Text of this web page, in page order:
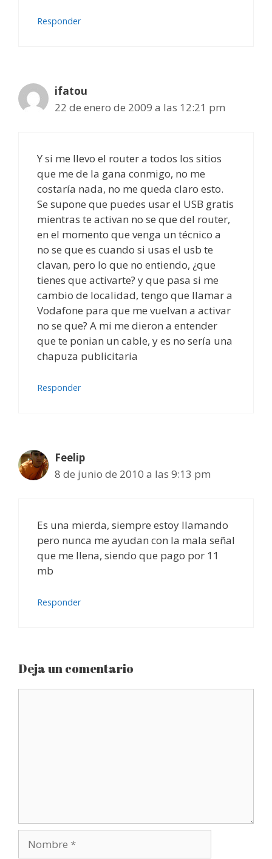
Responder
ifatou
22 de enero de 2009 a las 12:21 pm
Y si me llevo el router a todos los sitios
que me de la gana conmigo, no me
costaría nada, no me queda claro esto.
Se supone que puedes usar el USB gratis
mientras te activan no se que del router,
en el momento que venga un técnico a
no se que es cuando si usas el usb te
clavan, pero lo que no entiendo, ¿que
tienes que activarte? y que pasa si me
cambio de localidad, tengo que llamar a
Vodafone para que me vuelvan a activar
no se que? A mi me dieron a entender
que te ponian un cable, y es no sería una
chapuza publicitaria
Responder
Feelip
8 de junio de 2010 a las 9:13 pm
Es una mierda, siempre estoy llamando
pero nunca me ayudan con la mala señal
que me llena, siendo que pago por 11
mb
Responder
Deja un comentario